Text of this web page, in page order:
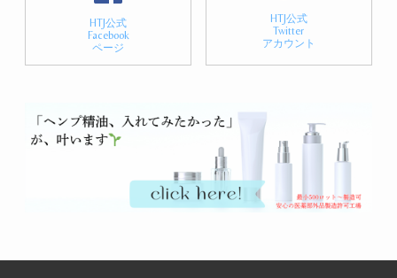
HTJ公式
Facebook
ページ
HTJ公式
Twitter
アカウント